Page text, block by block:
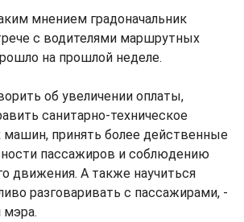
мнением градоначальник
с водителями маршрутных
на прошлой неделе.
об увеличении оплаты,
санитарно-техническое
машин, принять более действенные
пассажиров и соблюдению
движения. А также научиться
разговаривать с пассажирами, -
мэра.